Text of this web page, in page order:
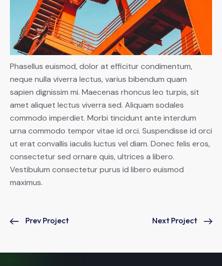
Phasellus euismod, dolor at efficitur condimentum,
neque nulla viverra lectus, varius bibendum quam
sapien dignissim mi. Maecenas rhoncus leo turpis, sit
amet aliquet lectus viverra sed. Aliquam sodales
commodo imperdiet. Morbi tincidunt ante interdum
urna commodo tempor vitae id orci. Suspendisse id orci
ut erat convallis iaculis luctus vel diam. Donec felis eros,
consectetur sed ornare quis, ultrices a libero.
Vestibulum consectetur purus id libero euismod
maximus.
Prev Project Next Project